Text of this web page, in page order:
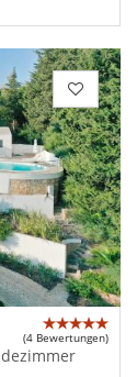
(4 Bewertungen)